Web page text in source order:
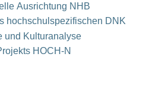
Ausrichtung NHB
hochschulspezifischen DNK
und Kulturanalyse
HOCH-N